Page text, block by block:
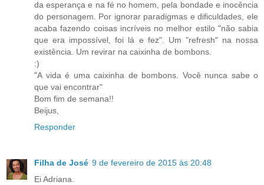
da esperança e na fé no homem, pela bondade e inocência
do personagem. Por ignorar paradigmas e dificuldades, ele
acaba fazendo coisas incríveis no melhor estilo "não sabia
que era impossível, foi lá e fez". Um "refresh" na nossa
existência. Um revirar na caixinha de bombons.
:)
"A vida é uma caixinha de bombons. Você nunca sabe o
que vai encontrar"
Bom fim de semana!!
Beijus,
Responder
Filha de José 9 de fevereiro de 2015 às 20:48
Ei Adriana.